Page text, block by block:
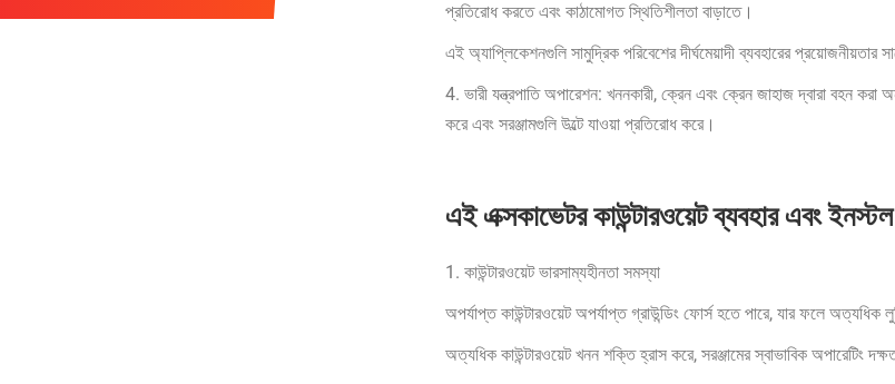
প্রতিরোধ করতে এবং কাঠামোগত স্থিতিশীলতা বাড়াতে।
এই অ্যাপ্লিকেশনগুলি সামুদ্রিক পরিবেশের দীর্ঘমেয়াদী ব্যবহারের প্রয়োজনীয়তার
4. ভারী যন্ত্রপাতি অপারেশন: খননকারী, ক্রেন এবং ক্রেন জাহাজ দ্বারা বহন করা
করে এবং সরঞ্জামগুলি উল্টে যাওয়া প্রতিরোধ করে।
এই এক্সকাভেটর কাউন্টারওয়েট ব্যবহার এবং
1. কাউন্টারওয়েট ভারসাম্যহীনতা সমস্যা
অপর্যাপ্ত কাউন্টারওয়েট অপর্যাপ্ত গ্রাউন্ডিং ফোর্স হতে পারে, যার ফলে
অত্যধিক কাউন্টারওয়েট খনন শক্তি হ্রাস করে, সরঞ্জামের স্বাভাবিক অপারেটিং